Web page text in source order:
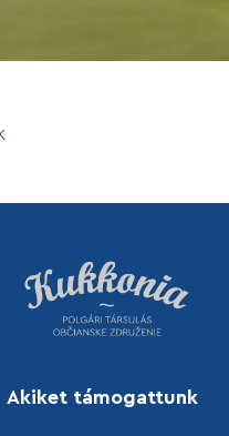
Akiket támogattunk